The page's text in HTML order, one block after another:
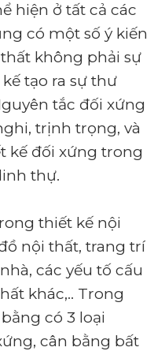
hiện ở tất cả các
có một số ý kiến
không phải sự
tạo ra sự thư
tắc đối xứng
trịnh trọng, và
kế đối xứng trong
thự.
thiết kế nội
nội thất, trang trí
các yếu tố cấu
khác,.. Trong
có 3 loại
cân bằng bất